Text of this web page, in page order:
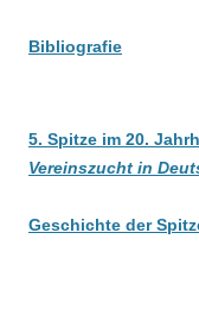
Bibliografie
5. Spitze im 20.
Vereinszucht in
Geschichte der